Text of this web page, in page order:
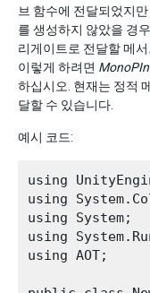
브 함수에 전달되었지
를 생성하지 않았을 경
리게이트로 전달할 메
이렇게 하려면
하십시오. 현재는 정적
달할 수 있습니다.
예시 코드:
using
using
using System;
using
using AOT;